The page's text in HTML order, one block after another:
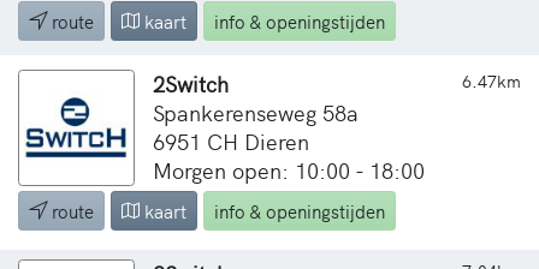
route kaart info & openingstijden
6.47km
2Switch
Spankerenseweg 58a
6951 CH Dieren
Morgen open: 10:00 - 18:00
route kaart info & openingstijden